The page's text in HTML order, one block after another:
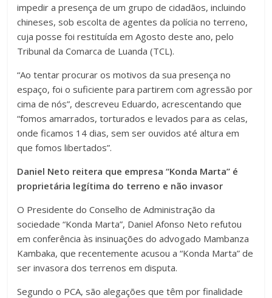
impedir a presença de um grupo de cidadãos, incluindo
chineses, sob escolta de agentes da polícia no terreno,
cuja posse foi restituída em Agosto deste ano, pelo
Tribunal da Comarca de Luanda (TCL).
“Ao tentar procurar os motivos da sua presença no
espaço, foi o suficiente para partirem com agressão por
cima de nós”, descreveu Eduardo, acrescentando que
“fomos amarrados, torturados e levados para as celas,
onde ficamos 14 dias, sem ser ouvidos até altura em
que fomos libertados”.
Daniel Neto reitera que empresa “Konda Marta” é
proprietária legítima do terreno e não invasor
O Presidente do Conselho de Administração da
sociedade “Konda Marta”, Daniel Afonso Neto refutou
em conferência às insinuações do advogado Mambanza
Kambaka, que recentemente acusou a “Konda Marta” de
ser invasora dos terrenos em disputa.
Segundo o PCA, são alegações que têm por finalidade